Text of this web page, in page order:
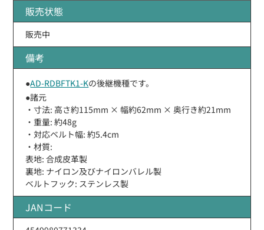
販売状態
販売中
備考
●AD-RDBFTK1-Kの後継機種です。
●諸元
・寸法: 高さ約115mm × 幅約62mm × 奥行き約21mm
・重量: 約48g
・対応ベルト幅: 約5.4cm
・材質:
表地: 合成皮革製
裏地: ナイロン及びナイロンバレル製
ベルトフック: ステンレス製
JANコード